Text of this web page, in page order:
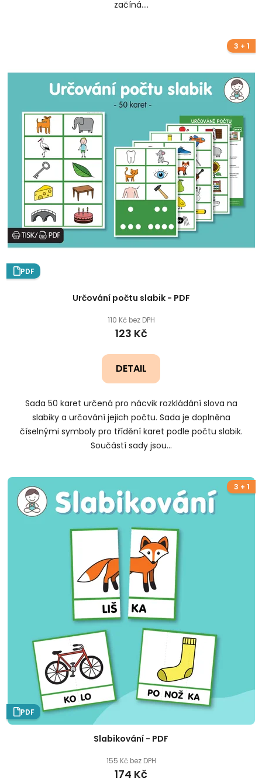
začíná....
3 + 1
PDF
Určování počtu slabik - PDF
110 Kč bez DPH
123 Kč
DETAIL
Sada 50 karet určená pro nácvik rozkládání slova na
slabiky a určování jejich počtu. Sada je doplněna
číselnými symboly pro třídění karet podle počtu slabik.
Součástí sady jsou...
3 + 1
PDF
Slabikování - PDF
155 Kč bez DPH
174 Kč